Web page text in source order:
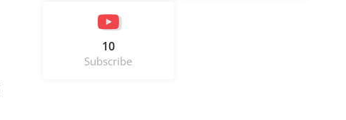
10
Subscribe